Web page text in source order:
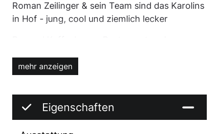
Roman Zeilinger & sein Team sind das Karolins
in Hof - jung, cool und ziemlich lecker
ist weiß Gott ein Tausendsassa. Für einen
Cocktail eignet sich die Location genauso, wie
zum romantischen Dinner oder für einen
harmonischen Abend mit Freunden und guter
Musik. Eine Konstante bleibt. Wann immer
mehr anzeigen
Eigenschaften